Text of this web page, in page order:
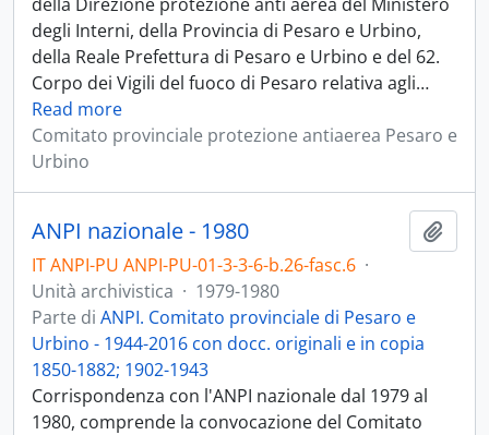
degli Interni, della Provincia di Pesaro e Urbino,
della Reale Prefettura di Pesaro e Urbino e del 62.
Corpo dei Vigili del fuoco di Pesaro relativa agli…
Read more
Comitato provinciale protezione antiaerea Pesaro e
Urbino
ANPI nazionale - 1980
IT ANPI-PU ANPI-PU-01-3-3-6-b.26-fasc.6 ·
Unità archivistica · 1979-1980
Parte di ANPI. Comitato provinciale di Pesaro e
Urbino - 1944-2016 con docc. originali e in copia
1850-1882; 1902-1943
Corrispondenza con l'ANPI nazionale dal 1979 al
1980, comprende la convocazione del Comitato